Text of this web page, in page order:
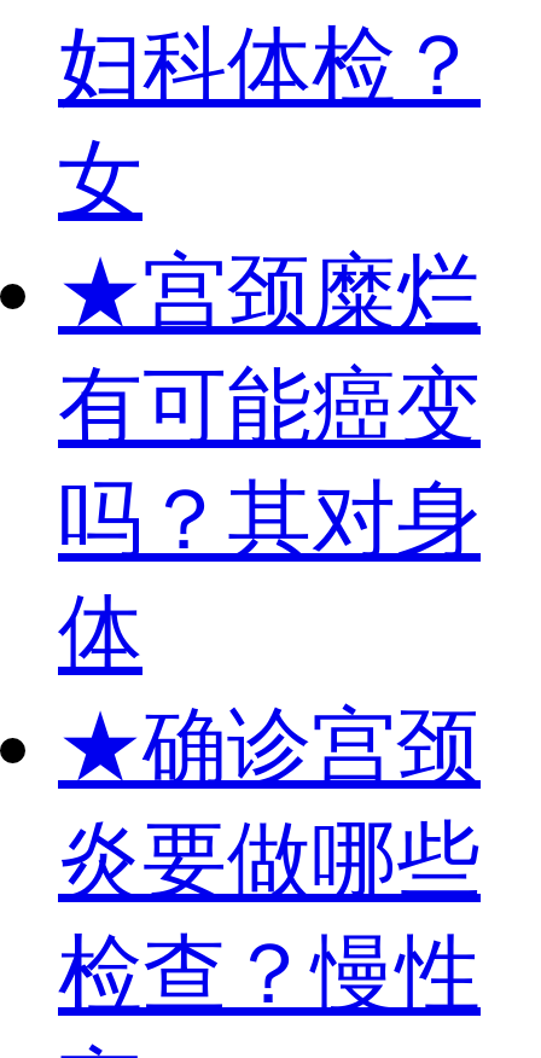
妇科体检？
女
★宫颈糜烂
有可能癌变
吗？其对身
体
★确诊宫颈
炎要做哪些
检查？慢性